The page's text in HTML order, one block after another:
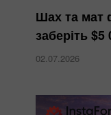
Шах та мат
заберіть $5
02.07.2026